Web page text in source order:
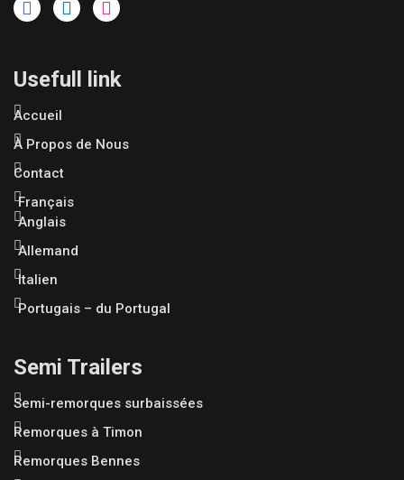
Usefull link
Accueil
À Propos de Nous
Contact
Français
Anglais
Allemand
Italien
Portugais – du Portugal
Semi Trailers
Semi-remorques surbaissées
Remorques à Timon
Remorques Bennes